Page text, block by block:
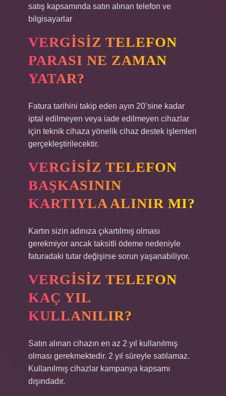
satış kapsamında satın alınan telefon ve
bilgisayarlar
VERGISIZ TELEFON
PARASI NE ZAMAN
YATAR?
Fatura tarihini takip eden ayın 20’sine kadar
iptal edilmeyen veya iade edilmeyen cihazlar
için teknik cihaza yönelik cihaz destek işlemleri
gerçekleştirilecektir.
VERGISIZ TELEFON
BAŞKASININ
KARTIYLA ALINIR MI?
Kartın sizin adınıza çıkartılmış olması
gerekmiyor ancak taksitli ödeme nedeniyle
faturadaki tutar değişirse sorun yaşanabiliyor.
VERGISIZ TELEFON
KAÇ YIL
KULLANILIR?
Satın alınan cihazın en az 2 yıl kullanılmış
olması gerekmektedir. 2 yıl süreyle satılamaz.
Kullanılmış cihazlar kampanya kapsamı
dışındadır.